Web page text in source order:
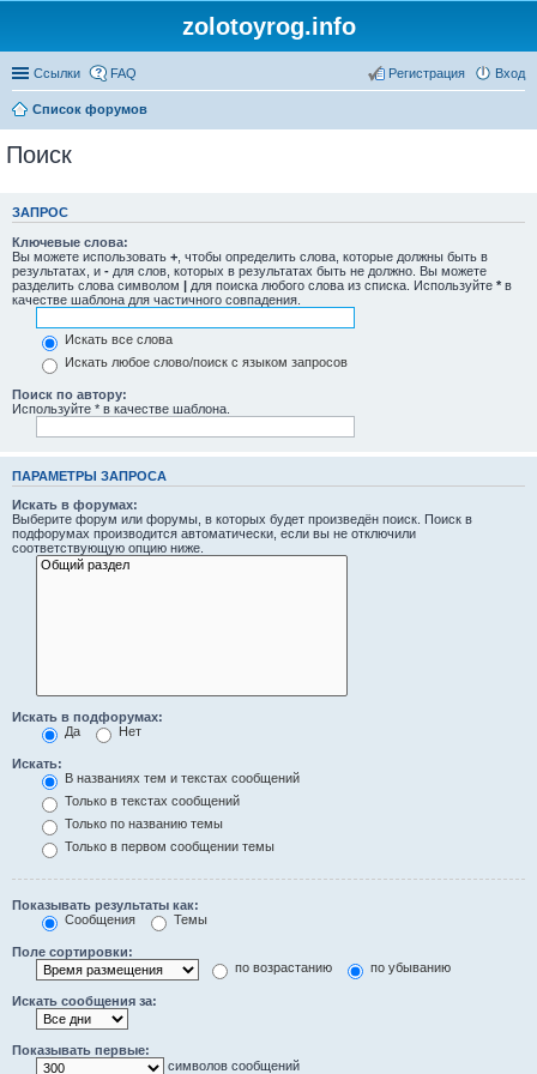
zolotoyrog.info
Ссылки FAQ Вход
Регистрация
Список форумов
Поиск
ЗАПРОС
Ключевые слова:
Вы можете использовать + , чтобы определить слова, которые должны быть в
результатах, и - для слов, которых в результатах быть не должно. Вы можете
разделить слова символом | для поиска любого слова из списка. Используйте * в
качестве шаблона для частичного совпадения.
Искать все слова
Искать любое слово/поиск с языком запросов
Поиск по автору:
Используйте * в качестве шаблона.
ПАРАМЕТРЫ ЗАПРОСА
Искать в форумах:
Выберите форум или форумы, в которых будет произведён поиск. Поиск в
подфорумах производится автоматически, если вы не отключили
соответствующую опцию ниже.
Искать в подфорумах:
Да
Нет
Искать:
В названиях тем и текстах сообщений
Только в текстах сообщений
Только по названию темы
Только в первом сообщении темы
Показывать результаты как:
Сообщения
Темы
Поле сортировки:
по возрастанию
по убыванию
Искать сообщения за:
Показывать первые:
символов сообщений